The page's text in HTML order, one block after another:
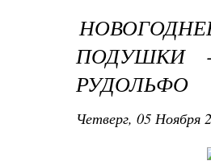
ПОДУШКИ
РУДОЛЬФО
Четверг, 05 Ноября